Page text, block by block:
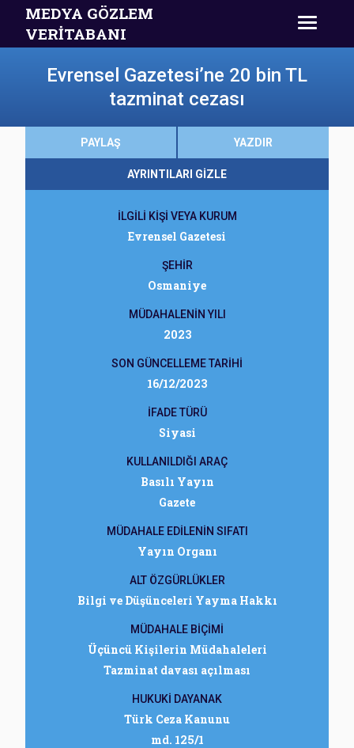
MEDYA GÖZLEM
VERİTABANI
Evrensel Gazetesi’ne 20 bin TL
tazminat cezası
PAYLAŞ YAZDIR
AYRINTILARI GİZLE
İLGİLİ KİŞİ VEYA KURUM
Evrensel Gazetesi
ŞEHİR
Osmaniye
MÜDAHALENİN YILI
2023
SON GÜNCELLEME TARİHİ
16/12/2023
İFADE TÜRÜ
Siyasi
KULLANILDIĞI ARAÇ
Basılı Yayın
Gazete
MÜDAHALE EDİLENİN SIFATI
Yayın Organı
ALT ÖZGÜRLÜKLER
Bilgi ve Düşünceleri Yayma Hakkı
MÜDAHALE BİÇİMİ
Üçüncü Kişilerin Müdahaleleri
Tazminat davası açılması
HUKUKİ DAYANAK
Türk Ceza Kanunu
md. 125/1